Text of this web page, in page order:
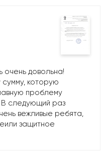
очень довольна!
которую
проблему
следующий раз
вежливые ребята,
защитное